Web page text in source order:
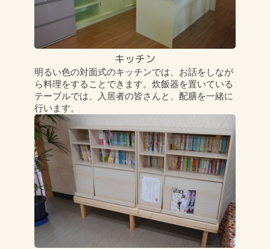
キッチン
明るい色の対面式のキッチンでは、お話をしなが
ら料理をすることできます。炊飯器を置いている
テーブルでは、入居者の皆さんと、配膳を一緒に
行います。